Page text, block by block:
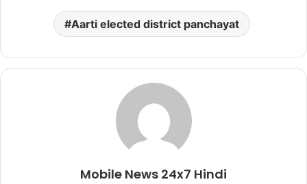
Aarti elected district panchayat
Mobile News 24x7 Hindi